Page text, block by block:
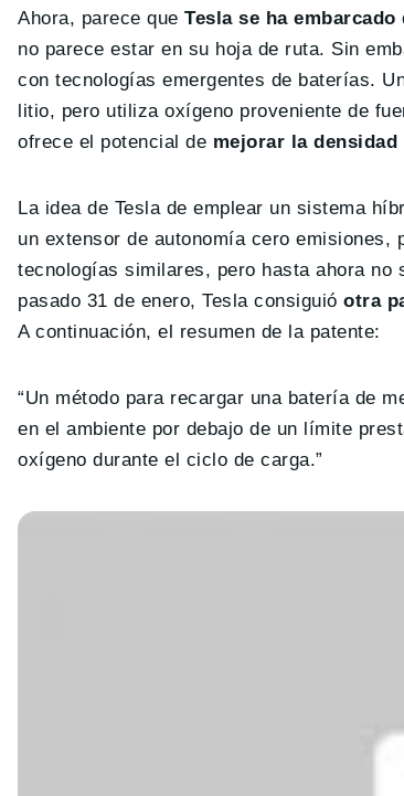
Ahora, parece queTesla se ha
no parece estar en su hoja de ruta. Sin
con tecnologías emergentes de baterías.
litio, pero utiliza oxígeno proveniente de
ofrece el potencial de mejorar la densidad
La idea de Tesla de emplear un sistema
un extensor de autonomía cero emisiones,
tecnologías similares, pero hasta ahora no
pasado 31 de enero, Tesla consiguióotra
A continuación, el resumen de la patente:
“Un método para recargar una batería de
en el ambiente por debajo de un límite
oxígeno durante el ciclo de carga.”